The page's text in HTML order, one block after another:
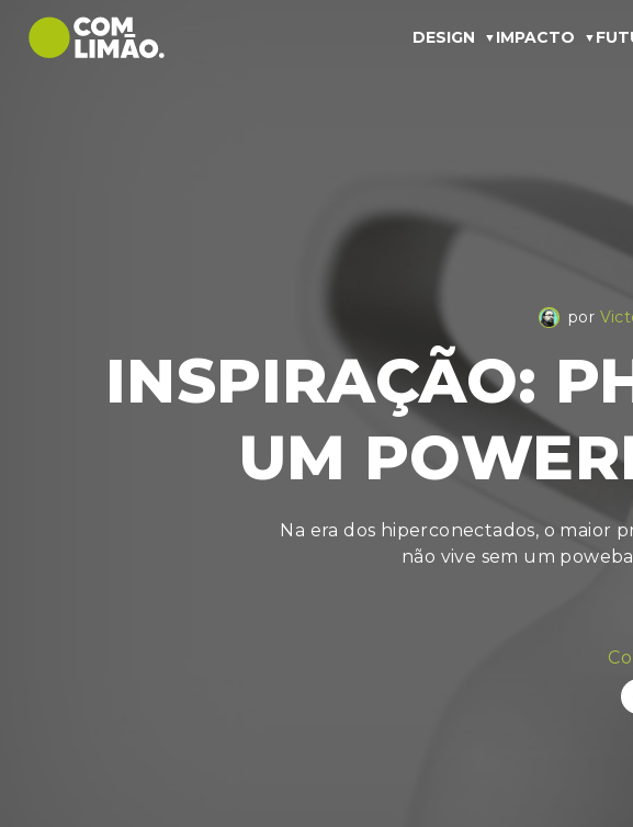
DESIGN IMPACTO
por
INSPIRAÇÃO:
UM
Na era dos hiperconectados, o maior
não vive sem um